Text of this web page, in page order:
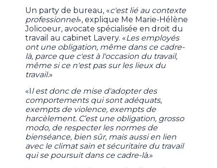
Un party de bureau, «c'est lié au contexte
professionnel», explique Me Marie-Hélène
Jolicoeur, avocate spécialisée en droit du
travail au cabinet Lavery. «Les employés
ont une obligation, même dans ce cadre-
là, parce que c'est à l'occasion du travail,
même si ce n'est pas sur les lieux du
travail.»
«Il est donc de mise d'adopter des
comportements qui sont adéquats,
exempts de violence, exempts de
harcèlement. C’est une obligation, grosso
modo, de respecter les normes de
bienséance, bien sûr, mais aussi en lien
avec le climat sain et sécuritaire du travail
qui se poursuit dans ce cadre-là.»